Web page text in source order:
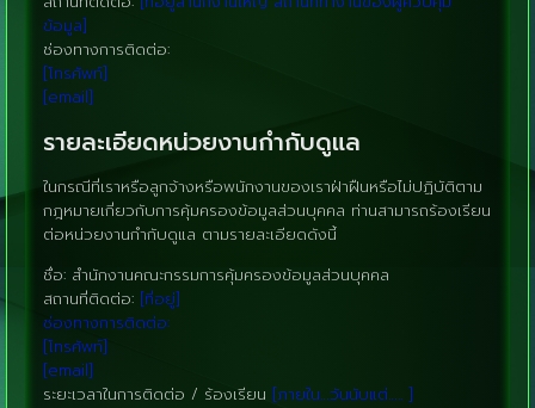
ข้อมูล]
ช่องทางการติดต่อ:
[โทรศัพท์]
[email]
รายละเอียดหน่วยงานกำกับดูแล
ในกรณีที่เราหรือลูกจ้างหรือพนักงานของเราฝ่าฝืนหรือไม่ปฏิบัติตาม
กฎหมายเกี่ยวกับการคุ้มครองข้อมูลส่วนบุคคล ท่านสามารถร้องเรียน
ต่อหน่วยงานกำกับดูแล ตามรายละเอียดดังนี้
ชื่อ: สำนักงานคณะกรรมการคุ้มครองข้อมูลส่วนบุคคล
สถานที่ติดต่อ: [ที่อยู่]
ช่องทางการติดต่อ:
[โทรศัพท์]
[email]
ระยะเวลาในการติดต่อ / ร้องเรียน [ภายใน…วันนับแต่….. ]